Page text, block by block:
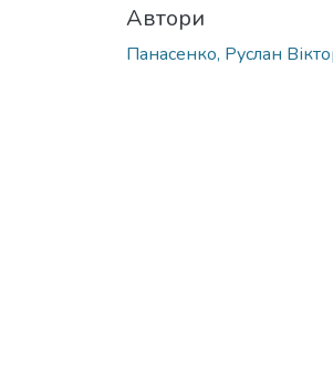
Автори
Панасенко, Руслан